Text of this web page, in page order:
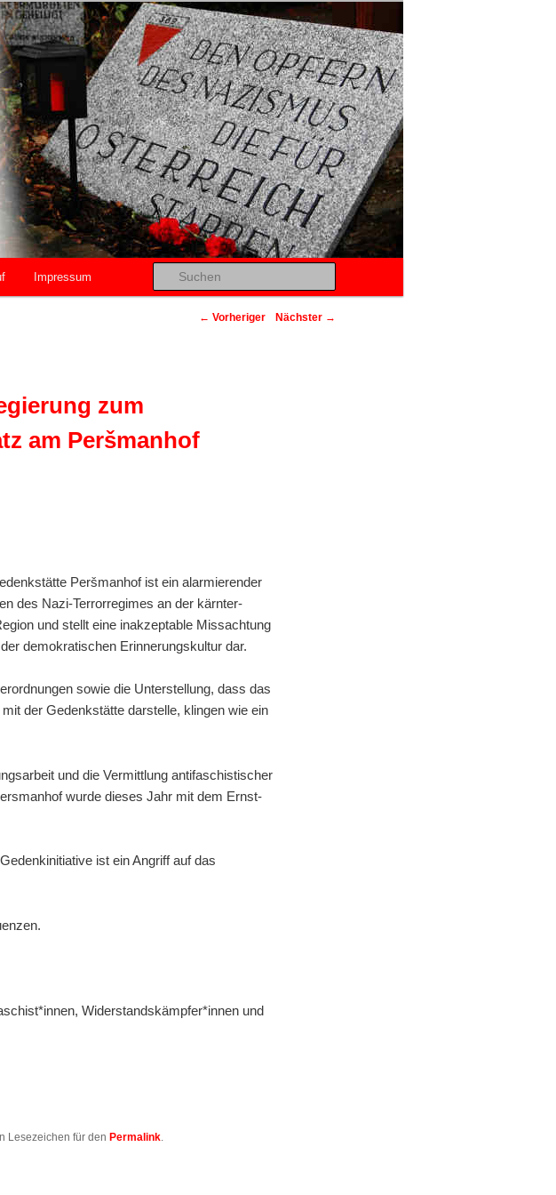
und Opfer des
Impressum
Beitragsnavigation
← Vorheriger Nächster →
zum
am Peršmanhof
Peršmanhof ist ein alarmierender
des Nazi-Terrorregimes an der kärnter-
und stellt eine inakzeptable Missachtung
demokratischen Erinnerungskultur dar.
sowie die Unterstellung, dass das
der Gedenkstätte darstelle, klingen wie ein
und die Vermittlung antifaschistischer
wurde dieses Jahr mit dem Ernst-
ist ein Angriff auf das
Widerstandskämpfer*innen und
Lesezeichen für den Permalink.